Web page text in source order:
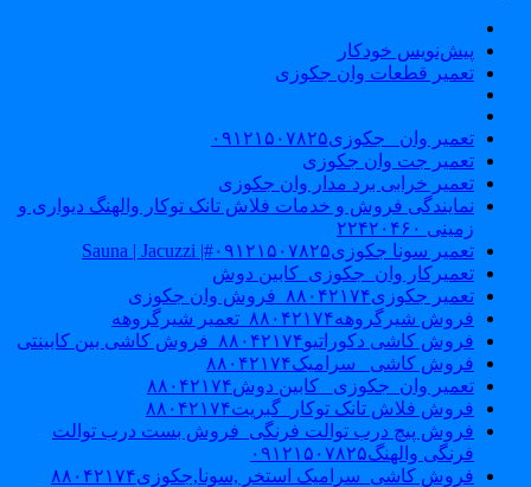
پیش‌نویس خودکار
تعمیر قطعات وان جکوزی
تعمیر وان _جکوزی۰۹۱۲۱۵۰۷۸۲۵
تعمیر جت وان جکوزی
تعمیر خرابی برد مدار وان جکوزی
نمایندگی فروش و خدمات فلاش تانک توکار والهنگ دیواری و
زمینی ۲۲۴۲۰۴۶۰
تعمیر سونا جکوزی۰۹۱۲۱۵۰۷۸۲۵#| Sauna | Jacuzzi
تعمیرکار وان_جکوزی_کابین دوش
تعمیر جکوزی۸۸۰۴۲۱۷۴_فروش وان جکوزی
فروش شیرگروهه۸۸۰۴۲۱۷۴_تعمیر شیرگروهه
فروش کاشی دکوراتیو۸۸۰۴۲۱۷۴_فروش کاشی بین کابینتی
فروش کاشی _سرامیک۸۸۰۴۲۱۷۴
تعمیر وان_جکوزی_ کابین دوش۸۸۰۴۲۱۷۴
فروش فلاش تانک توکار_گبریت۸۸۰۴۲۱۷۴
فروش پیچ درب توالت فرنگی_فروش بست درب توالت
فرنگی والهنگ۰۹۱۲۱۵۰۷۸۲۵
فروش کاشی_سرامیک استخر ,سونا,جکوزی۸۸۰۴۲۱۷۴